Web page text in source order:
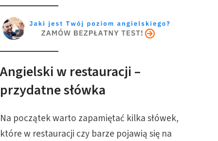
Angielski w restauracji –
przydatne słówka
Na początek warto zapamiętać kilka słówek,
które w restauracji czy barze pojawią się na